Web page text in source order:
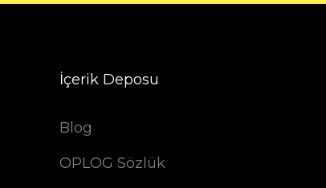
İçerik Deposu
Blog
OPLOG Sözlük